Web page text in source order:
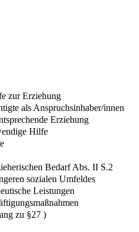
zur Erziehung
als Anspruchsinhaber/innen
Erziehung
Hilfe
Bedarf Abs. II S.2
sozialen Umfeldes
Leistungen
zu §27 )